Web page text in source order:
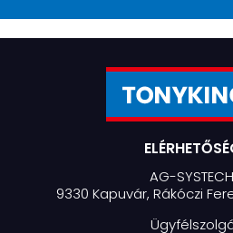
AG-
9330 Kapuvár, Rákóczi